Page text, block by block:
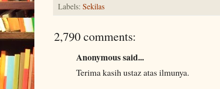
Labels: Sekilas
2,790 comments:
Anonymous said...
Terima kasih ustaz atas ilmunya.